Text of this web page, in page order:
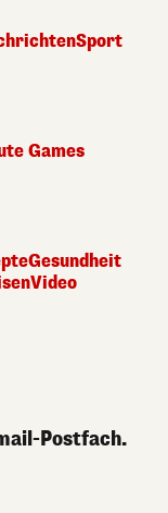
Sport
Games
Gesundheit
Video
Postfach.